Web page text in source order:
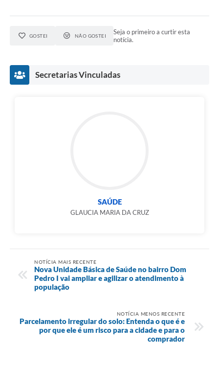
GOSTEI NÃO GOSTEI
Seja o primeiro a curtir esta
notícia.
Secretarias Vinculadas
SAÚDE
GLAUCIA MARIA DA CRUZ
NOTÍCIA MAIS RECENTE
Nova Unidade Básica de Saúde no bairro Dom
Pedro I vai ampliar e agilizar o atendimento à
população
NOTÍCIA MENOS RECENTE
Parcelamento irregular do solo: Entenda o que é e
por que ele é um risco para a cidade e para o
comprador